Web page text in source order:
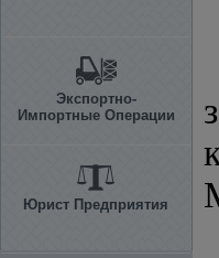
Экспортно-
Импортные Операции
Юрист Предприятия